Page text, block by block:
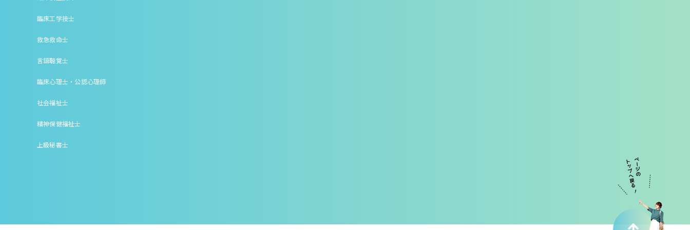
臨床工学技士
救急救命士
言語聴覚士
臨床心理士・公認心理師
社会福祉士
精神保健福祉士
上級秘書士